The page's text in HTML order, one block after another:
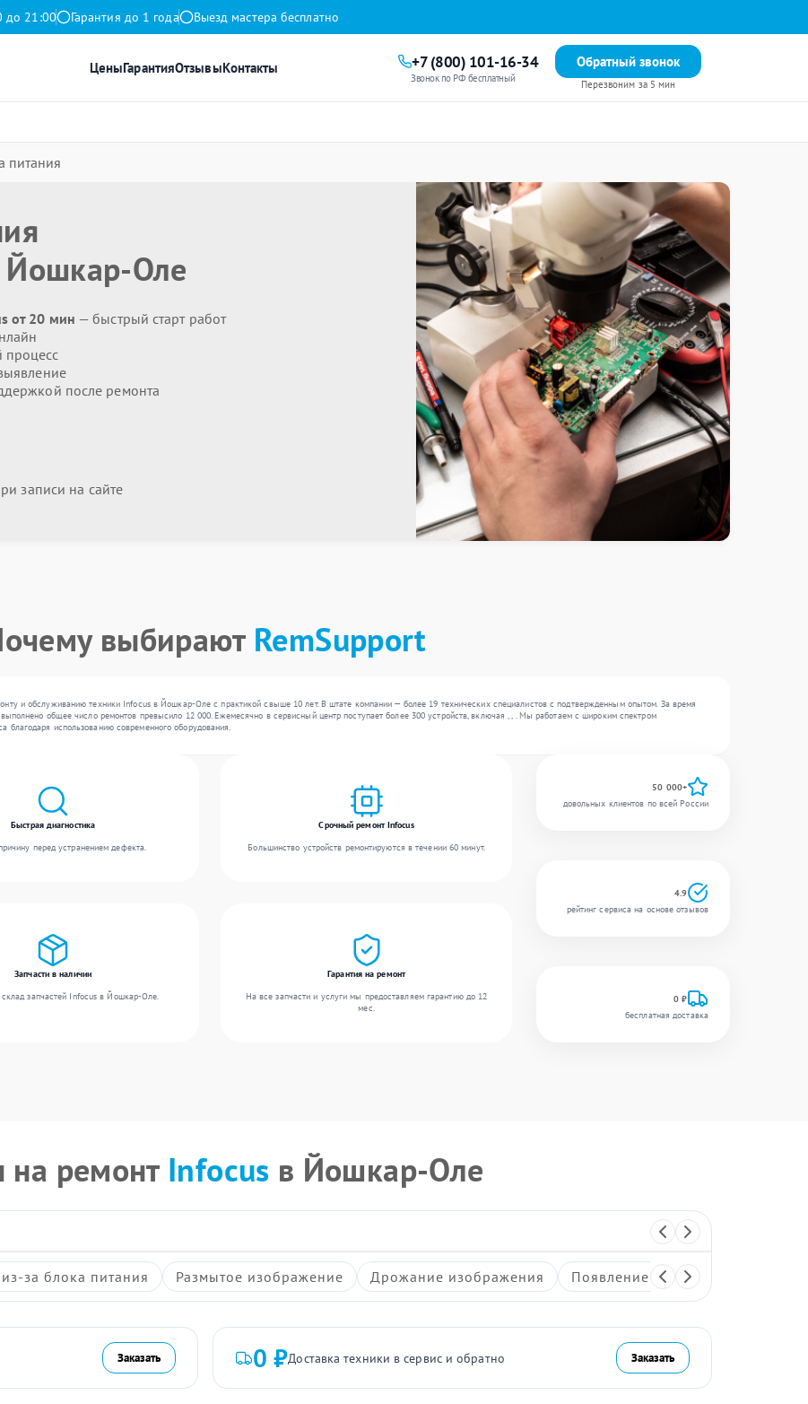
до 21:00 Гарантия до 1 года Выезд мастера бесплатно
ЦеныГарантияОтзывыКонтакты +7 (800) 101-16-34
Звонок по РФ бесплатный
Обратный звонок
Перезвоним за 5 мин
питания
Йошкар-Оле
от 20 мин — быстрый старт работ
после ремонта
записи на сайте
выбирают RemSupport
и обслуживанию техники Infocus в Йошкар-Оле с практикой свыше 10 лет. В штате компании — более 19 технических специалистов с подтвержденным опытом. За время
общее число ремонтов превысило 12 000. Ежемесячно в сервисный центр поступает более 300 устройств, включая , , . Мы работаем с широким спектром
благодаря использованию современного оборудования.
Быстрая диагностика
перед устранением дефекта.
Срочный ремонт Infocus
Большинство устройств ремонтируются в течении 60 минут.
Запчасти в наличии
запчастей Infocus в Йошкар-Оле.
Гарантия на ремонт
На все запчасти и услуги мы предоставляем гарантию до 12
мес.
50 000+
довольных клиентов по всей России
4.9
рейтинг сервиса на основе отзывов
0 ₽
бесплатная доставка
ремонт Infocus в Йошкар-Оле
за блока питания Размытое изображение Дрожание изображения Появление артефактов на
Заказать 0 ₽Доставка техники в сервис и обратно Заказать